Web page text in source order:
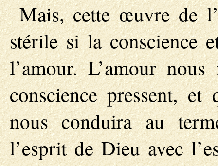
Mais, cette œuvre de
stérile si la conscience
l’amour. L’amour
conscience pressent,
nous conduira au
l’esprit de Dieu avec